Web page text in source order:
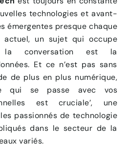
technologies et avant-
émergentes presque chaque
actuel, un sujet qui occupe
la conversation est la
Et ce n’est pas sans
de plus en plus numérique,
qui se passe avec vos
est cruciale’, une
passionnés de technologie
dans le secteur de la
variés.